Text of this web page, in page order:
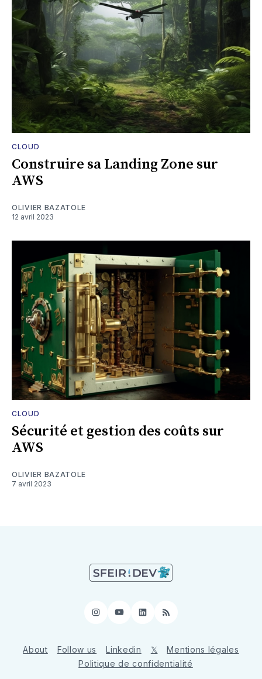
CLOUD
Construire sa Landing Zone sur
AWS
OLIVIER BAZATOLE
12 avril 2023
CLOUD
Sécurité et gestion des coûts sur
AWS
OLIVIER BAZATOLE
7 avril 2023
Instagram
YouTubeLinkedIn
RSS
About Follow us Linkedin 𝕏
Mentions légales
Politique de confidentialité